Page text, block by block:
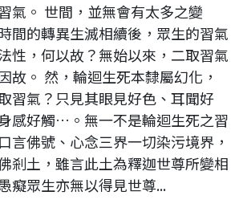
氣。 世間，並無會有太多之變
間的轉異生滅相續後，眾生的習氣
性，何以故？無始以來，二取習氣
故。 然，輪迴生死本隸屬幻化，
習氣？只見其眼見好色、耳聞好
感好觸…。無一不是輪迴生死之習
言佛號、心念三界一切染污境界，
剎土，雖言此土為釋迦世尊所變相
癡眾生亦無以得見世尊...